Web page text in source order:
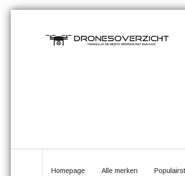
Homepage Alle merken